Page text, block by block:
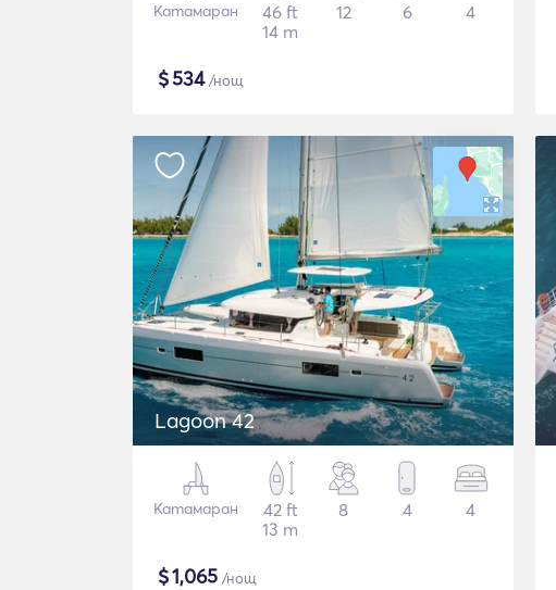
Катамаран
46 ft
14 m
12 6 4
$534/нощ
Lagoon 42
Катамаран
42 ft
13 m
8 4 4
$1,065 /нощ